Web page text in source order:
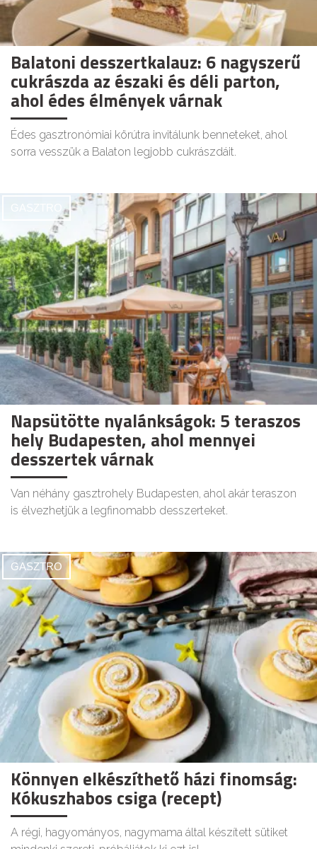
Balatoni desszertkalauz: 6 nagyszerű
cukrászda az északi és déli parton,
ahol édes élmények várnak
Édes gasztronómiai körútra invitálunk benneteket, ahol
sorra vesszük a Balaton legjobb cukrászdáit.
Napsütötte nyalánkságok: 5 teraszos
hely Budapesten, ahol mennyei
desszertek várnak
Van néhány gasztrohely Budapesten, ahol akár teraszon
is élvezhetjük a legfinomabb desszerteket.
GASZTRO
Könnyen elkészíthető házi finomság:
Kókuszhabos csiga (recept)
A régi, hagyományos, nagymama által készített sütiket